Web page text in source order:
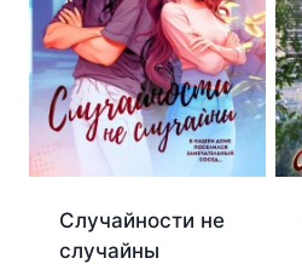
Случайности не
случайны